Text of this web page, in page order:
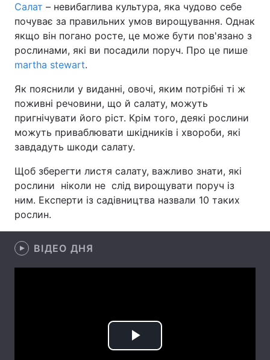
Головна Війна
Україна Політика
Економіка
Спорт Наука
Техно і зв'язок Лайт
Зброя
Здоров'я Туризм
Цікавинки Погода
Лонгріди
Салат – невибаглива культура, яка чудово себе
почуває за правильних умов вирощування. Однак
якщо він погано росте, це може бути пов'язано з
рослинами, які ви посадили поруч. Про це пише
martha stewart.
Як пояснили у виданні, овочі, яким потрібні ті ж
поживні речовини, що й салату, можуть
пригнічувати його ріст. Крім того, деякі рослини
можуть приваблювати шкідників і хвороби, які
завдадуть шкоди салату.
Щоб зберегти листя салату, важливо знати, які
рослини ніколи не слід вирощувати поруч із
ним. Експерти із садівництва назвали 10 таких
рослин.
ВІДЕО ДНЯ
Play